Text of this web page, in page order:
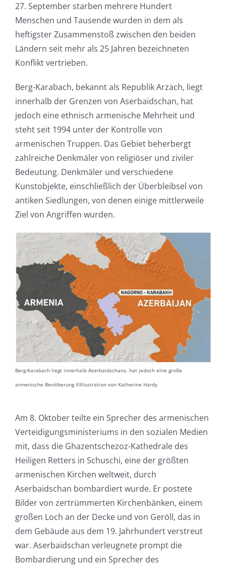
27. September starben mehrere Hundert
Menschen und Tausende wurden in dem als
heftigster Zusammenstoß zwischen den beiden
Ländern seit mehr als 25 Jahren bezeichneten
Konflikt vertrieben.
Berg-Karabach, bekannt als Republik Arzach, liegt
innerhalb der Grenzen von Aserbaidschan, hat
jedoch eine ethnisch armenische Mehrheit und
steht seit 1994 unter der Kontrolle von
armenischen Truppen. Das Gebiet beherbergt
zahlreiche Denkmäler von religiöser und ziviler
Bedeutung. Denkmäler und verschiedene
Kunstobjekte, einschließlich der Überbleibsel von
antiken Siedlungen, von denen einige mittlerweile
Ziel von Angriffen wurden.
Berg-Karabach liegt innerhalb Aserbaidschans, hat jedoch eine große
armenische Bevölkerung ©Illustration von Katherine Hardy
Am 8. Oktober teilte ein Sprecher des armenischen
Verteidigungsministeriums in den sozialen Medien
mit, dass die Ghazentschezoz-Kathedrale des
Heiligen Retters in Schuschi, eine der größten
armenischen Kirchen weltweit, durch
Aserbaidschan bombardiert wurde. Er postete
Bilder von zertrümmerten Kirchenbänken, einem
großen Loch an der Decke und von Geröll, das in
dem Gebäude aus dem 19. Jahrhundert verstreut
war. Aserbaidschan verleugnete prompt die
Bombardierung und ein Sprecher des